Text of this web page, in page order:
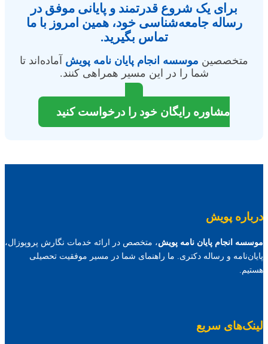
برای یک شروع قدرتمند و پایانی موفق در
رساله جامعه‌شناسی خود، همین امروز با ما
تماس بگیرید.
متخصصین موسسه انجام پایان نامه پویش آماده‌اند تا
شما را در این مسیر همراهی کنند.
مشاوره رایگان خود را درخواست کنید
درباره پویش
موسسه انجام پایان نامه پویش، متخصص در ارائه خدمات نگارش پروپوزال،
پایان‌نامه و رساله دکتری. ما راهنمای شما در مسیر موفقیت تحصیلی
هستیم.
لینک‌های سریع